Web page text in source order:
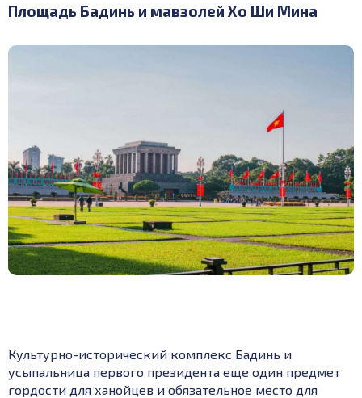
Площадь Бадинь и мавзолей Хо Ши Мина
Культурно-исторический комплекс Бадинь и
усыпальница первого президента еще один предмет
гордости для ханойцев и обязательное место для